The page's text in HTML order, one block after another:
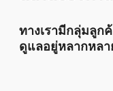
ทางเรามีกลุ่มลูก
ดูแลอยู่หลากหล